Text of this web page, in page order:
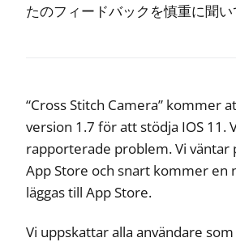
たのフィードバックを慎重に聞い
“Cross Stitch Camera” kommer
version 1.7 för att stödja IOS 11.
rapporterade problem. Vi väntar
App Store och snart kommer en
läggas till App Store.
Vi uppskattar alla användare